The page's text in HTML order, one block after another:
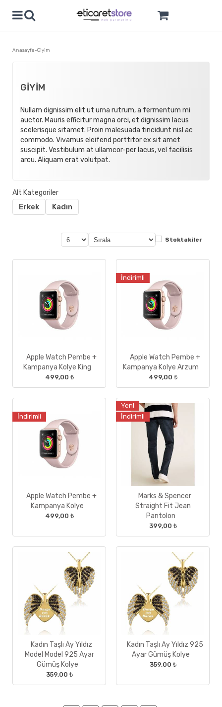
Anasayfa Giyim
GIYIM
Nullam dignissim elit ut urna rutrum, a fermentum mi
auctor. Mauris efficitur magna orci, et dignissim lacus
scelerisque sitamet. Proin malesuada tincidunt nisl ac
commodo. Vivamus eleifend porttitor ex sit amet
suscipit. Vestibulum at ullamcor-per lacus, vel facilisis
arcu. Aliquam erat volutpat.
Erkek Kadın
Stoktakiler
Apple Watch Pembe +
Kampanya Kolye King
499,00 ₺
Apple Watch Pembe +
Kampanya Kolye Arzum
499,00 ₺
İndirimli
Apple Watch Pembe +
Kampanya Kolye
499,00 ₺
İndirimli
Marks & Spencer
Straight Fit Jean
Pantolon
399,00 ₺
Yeni
İndirimli
Kadın Taşlı Ay Yıldız
Model Model 925 Ayar
Gümüş Kolye
359,00 ₺
Kadın Taşlı Ay Yıldız 925
Ayar Gümüş Kolye
359,00 ₺